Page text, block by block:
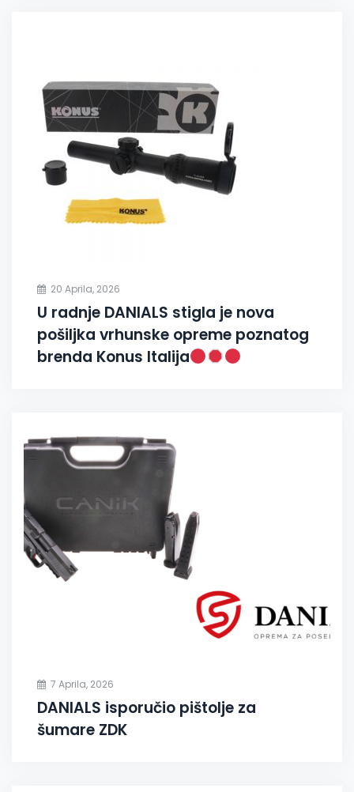
20 Aprila, 2026
U radnje DANIALS stigla je nova
pošiljka vrhunske opreme poznatog
brenda Konus Italija
7 Aprila, 2026
DANIALS isporučio pištolje za
šumare ZDK